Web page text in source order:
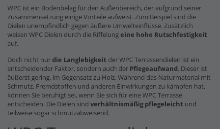
WPC ist ein Bodenbelag für den Außenbereich, der aufgrund seiner
Zusammensetzung einige Vorteile aufweist. Zum Beispiel sind die
Dielen unempfindlich gegen äußere Umwelteinflüsse. Zusätzlich
weisen WPC Dielen durch die Riffelungeine hohe Rutschfestigkeit
auf.
Doch nicht nurdie Langlebigkeit der WPC Terrassendielen ist ein
entscheidender Faktor, sondern auch der Pflegeaufwand. Dieser ist
äußerst gering, im Gegensatz zu Holz. Während das Naturmaterial mit
Schmutz, Fremdstoffen und anderen Einwirkungen zu kämpfen hat,
können Sie beruhigt sei, wenn Sie sich für eine WPC Terrasse
entscheiden. Die Dielen sind verhältnismäßig pflegeleicht und
teilweise sogar schmutzabweisend.